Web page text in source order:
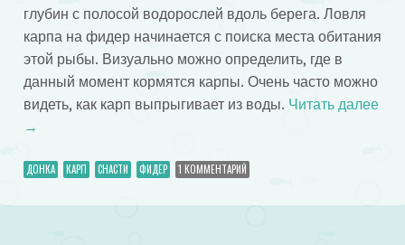
глубин с полосой водорослей вдоль берега. Ловля
карпа на фидер начинается с поиска места обитания
этой рыбы. Визуально можно определить, где в
данный момент кормятся карпы. Очень часто можно
видеть, как карп выпрыгивает из воды. Читать далее
→
ДОНКА КАРП СНАСТИ ФИДЕР 1 КОММЕНТАРИЙ